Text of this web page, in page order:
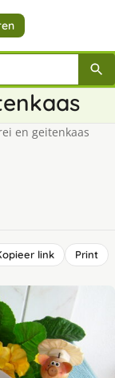
en geitenkaas
link Print